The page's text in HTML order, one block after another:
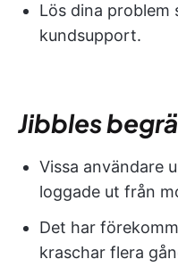
Lös dina problem
kundsupport.
Jibbles
Vissa användare
loggade ut från
Det har
kraschar flera